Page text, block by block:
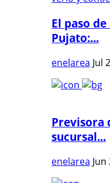
El paso
Pujato:...
enelarea Jul
Previsora
sucursal...
enelarea Jun